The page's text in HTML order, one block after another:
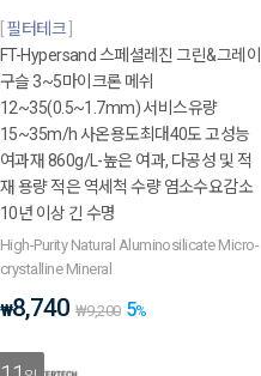
필터테크
FT-Hypersand 스페셜레진 그린&그레이
구슬 3~5마이크론 메쉬
12~35(0.5~1.7mm) 서비스유량
15~35m/h 사온용도최대40도 고성능
여과재 860g/L-높은 여과, 다공성 및 적
재 용량 적은 역세척 수량 염소수요감소
10년 이상 긴 수명
High-Purity Natural Aluminosilicate Micro-
crystalline Mineral
₩8,740 ₩9,200 5%